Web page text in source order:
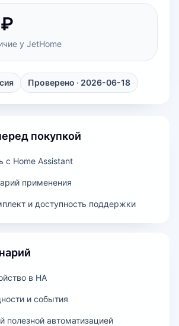
у JetHome
Проверено · 2026-06-18
покупкой
с Home Assistant
применения
и доступность поддержки
в HA
и события
полезной автоматизацией